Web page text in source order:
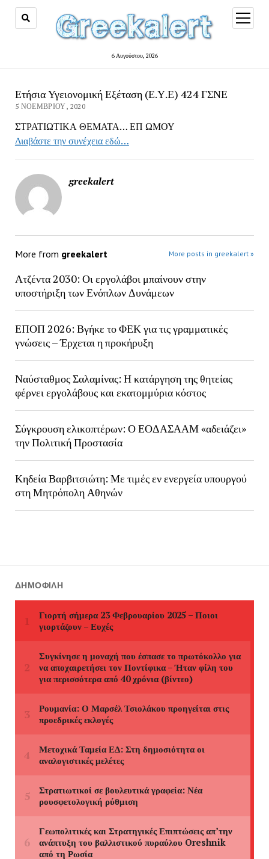
6 Αυγούστου, 2026
open
menu
Ετήσια Υγειονομική Εξέταση (Ε.Υ.Ε) 424 ΓΣΝΕ
5 ΝΟΕΜΒΡΊΟΥ, 2020
ΣΤΡΑΤΙΩΤΙΚΑ ΘΕΜΑΤΑ… ΕΠ ΩΜΟΥ
Διαβάστε την συνέχεια εδώ…
greekalert
More from greekalert More posts in greekalert »
Ατζέντα 2030: Οι εργολάβοι μπαίνουν στην
υποστήριξη των Ενόπλων Δυνάμεων
ΕΠΟΠ 2026: Βγήκε το ΦΕΚ για τις γραμματικές
γνώσεις – Έρχεται η προκήρυξη
Ναύσταθμος Σαλαμίνας: Η κατάργηση της θητείας
φέρνει εργολάβους και εκατομμύρια κόστος
Σύγκρουση ελικοπτέρων: Ο ΕΟΔΑΣΑΑΜ «αδειάζει»
την Πολιτική Προστασία
Κηδεία Βαρβιτσιώτη: Με τιμές εν ενεργεία υπουργού
στη Μητρόπολη Αθηνών
ΔΗΜΟΦΙΛΉ